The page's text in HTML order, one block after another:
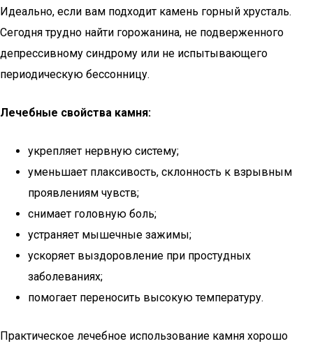
Идеально, если вам подходит камень горный хрусталь.
Сегодня трудно найти горожанина, не подверженного
депрессивному синдрому или не испытывающего
периодическую бессонницу.
Лечебные свойства камня:
укрепляет нервную систему;
уменьшает плаксивость, склонность к взрывным
проявлениям чувств;
снимает головную боль;
устраняет мышечные зажимы;
ускоряет выздоровление при простудных
заболеваниях;
помогает переносить высокую температуру.
Практическое лечебное использование камня хорошо